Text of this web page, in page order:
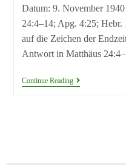
Datum: 9. November
24:4–14; Apg. 4:25; Hebr.
auf die Zeichen der
Antwort in Matthäus
Continue Reading